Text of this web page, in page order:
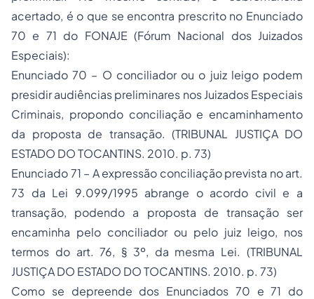
acertado, é o que se encontra prescrito no Enunciado
70 e 71 do FONAJE (Fórum Nacional dos Juizados
Especiais):
Enunciado 70 – O conciliador ou o juiz leigo podem
presidir audiências preliminares nos Juizados Especiais
Criminais, propondo conciliação e encaminhamento
da proposta de transação. (TRIBUNAL JUSTIÇA DO
ESTADO DO TOCANTINS. 2010. p. 73)
Enunciado 71 – A expressão conciliação prevista no art.
73 da Lei 9.099/1995 abrange o acordo civil e a
transação, podendo a proposta de transação ser
encaminha pelo conciliador ou pelo juiz leigo, nos
termos do art. 76, § 3º, da mesma Lei. (TRIBUNAL
JUSTIÇA DO ESTADO DO TOCANTINS. 2010. p. 73)
Como se depreende dos Enunciados 70 e 71 do